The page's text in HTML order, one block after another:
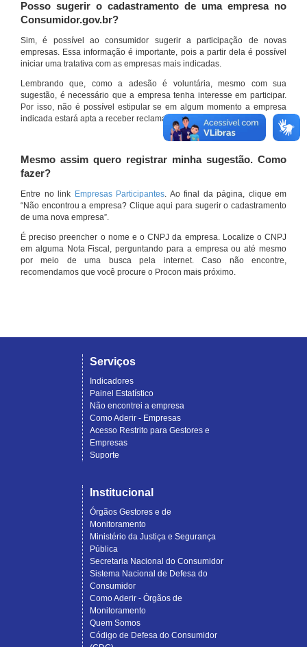
Posso sugerir o cadastramento de uma empresa no
Consumidor.gov.br?
Sim, é possível ao consumidor sugerir a participação de novas
empresas. Essa informação é importante, pois a partir dela é possível
iniciar uma tratativa com as empresas mais indicadas.
Lembrando que, como a adesão é voluntária, mesmo com sua
sugestão, é necessário que a empresa tenha interesse em participar.
Por isso, não é possível estipular se em algum momento a empresa
indicada estará apta a receber reclamações por meio do site.
Mesmo assim quero registrar minha sugestão. Como
fazer?
Entre no link Empresas Participantes. Ao final da página, clique em
“Não encontrou a empresa? Clique aqui para sugerir o cadastramento
de uma nova empresa”.
É preciso preencher o nome e o CNPJ da empresa. Localize o CNPJ
em alguma Nota Fiscal, perguntando para a empresa ou até mesmo
por meio de uma busca pela internet. Caso não encontre,
recomendamos que você procure o Procon mais próximo.
Serviços
Indicadores
Painel Estatístico
Não encontrei a empresa
Como Aderir - Empresas
Acesso Restrito para Gestores e
Empresas
Suporte
Institucional
Órgãos Gestores e de
Monitoramento
Ministério da Justiça e Segurança
Pública
Secretaria Nacional do Consumidor
Sistema Nacional de Defesa do
Consumidor
Como Aderir - Órgãos de
Monitoramento
Quem Somos
Código de Defesa do Consumidor